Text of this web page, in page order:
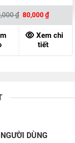
₫ Giá
gốc
là:
600,000 ₫.
80,000₫Giá
hiện
tại
là:
80,000
Xem chi
tiết
DÙNG